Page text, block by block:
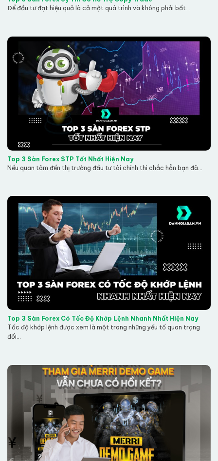
Để đầu tư đạt hiệu quả là cả một quá trình và không phải bất...
Top 3 Sàn Forex STP Tốt Nhất Hiện Nay
Nếu quan tâm đến thị trường đầu tư tài chính thì chắc hẳn bạn đã...
Top 3 Sàn Forex Có Tốc Độ Khớp Lệnh Nhanh Nhất Hiện Nay
Tốc độ khớp lệnh được xem là một trong những yếu tố quan trọng
đối...